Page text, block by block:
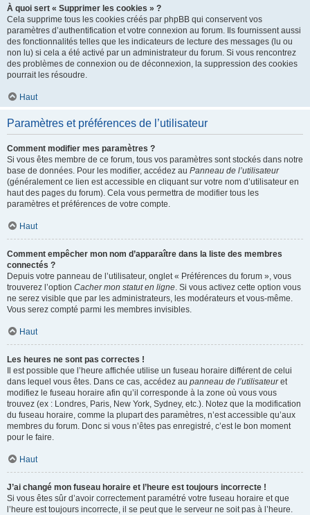
À quoi sert « Supprimer les cookies » ?
Cela supprime tous les cookies créés par phpBB qui conservent vos
paramètres d’authentification et votre connexion au forum. Ils fournissent aussi
des fonctionnalités telles que les indicateurs de lecture des messages (lu ou
non lu) si cela a été activé par un administrateur du forum. Si vous rencontrez
des problèmes de connexion ou de déconnexion, la suppression des cookies
pourrait les résoudre.
Haut
Paramètres et préférences de l’utilisateur
Comment modifier mes paramètres ?
Si vous êtes membre de ce forum, tous vos paramètres sont stockés dans notre
base de données. Pour les modifier, accédez au Panneau de l’utilisateur
(généralement ce lien est accessible en cliquant sur votre nom d’utilisateur en
haut des pages du forum). Cela vous permettra de modifier tous les
paramètres et préférences de votre compte.
Haut
Comment empêcher mon nom d’apparaître dans la liste des membres
connectés ?
Depuis votre panneau de l’utilisateur, onglet « Préférences du forum », vous
trouverez l’option Cacher mon statut en ligne. Si vous activez cette option vous
ne serez visible que par les administrateurs, les modérateurs et vous-même.
Vous serez compté parmi les membres invisibles.
Haut
Les heures ne sont pas correctes !
Il est possible que l’heure affichée utilise un fuseau horaire différent de celui
dans lequel vous êtes. Dans ce cas, accédez au panneau de l’utilisateuret
modifiez le fuseau horaire afin qu’il corresponde à la zone où vous vous
trouvez (ex : Londres, Paris, New York, Sydney, etc.). Notez que la modification
du fuseau horaire, comme la plupart des paramètres, n’est accessible qu’aux
membres du forum. Donc si vous n’êtes pas enregistré, c’est le bon moment
pour le faire.
Haut
J’ai changé mon fuseau horaire et l’heure est toujours incorrecte !
Si vous êtes sûr d’avoir correctement paramétré votre fuseau horaire et que
l’heure est toujours incorrecte, il se peut que le serveur ne soit pas à l’heure.